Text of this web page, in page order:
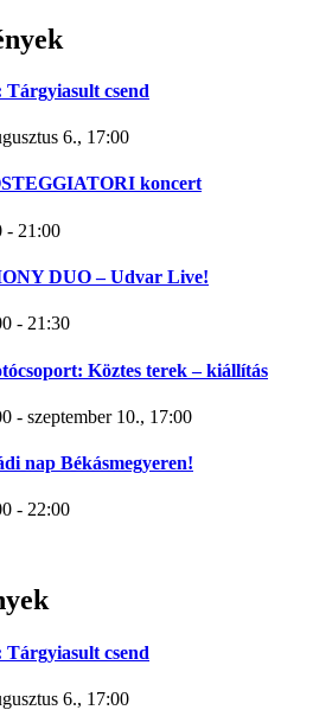
csend
6., 17:00
koncert
- 21:00
DUO – Udvar Live!
- 21:30
Köztes terek – kiállítás
- szeptember 10., 17:00
nap Békásmegyeren!
- 22:00
csend
6., 17:00